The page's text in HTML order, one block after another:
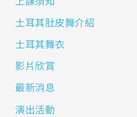
土耳其肚皮舞介紹
土耳其舞衣
影片欣賞
最新消息
演出活動